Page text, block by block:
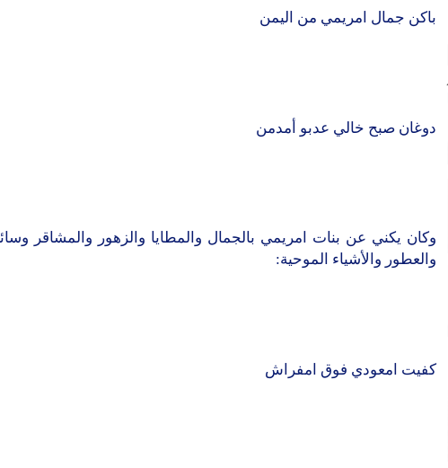
باكن جمال امريمي من اليمن
دوغان صبح خالي عدبو أمدمن
وكان يكني عن بنات امريمي بالجمال والمطايا والزهور والمشاقر
والعطور والأشياء الموحية:
كفيت امعودي فوق امفراش